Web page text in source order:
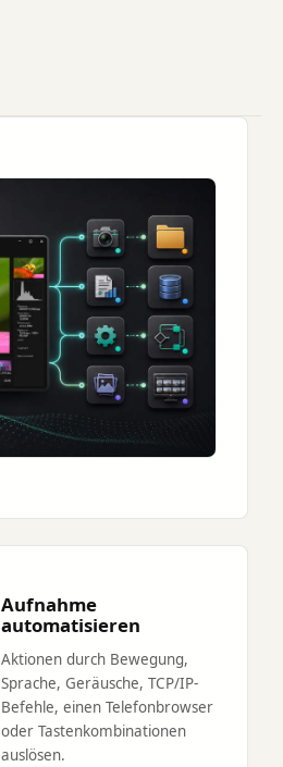
Aufnahme
automatisieren
Aktionen durch Bewegung,
Sprache, Geräusche, TCP/IP-
Befehle, einen Telefonbrowser
oder Tastenkombinationen
auslösen.